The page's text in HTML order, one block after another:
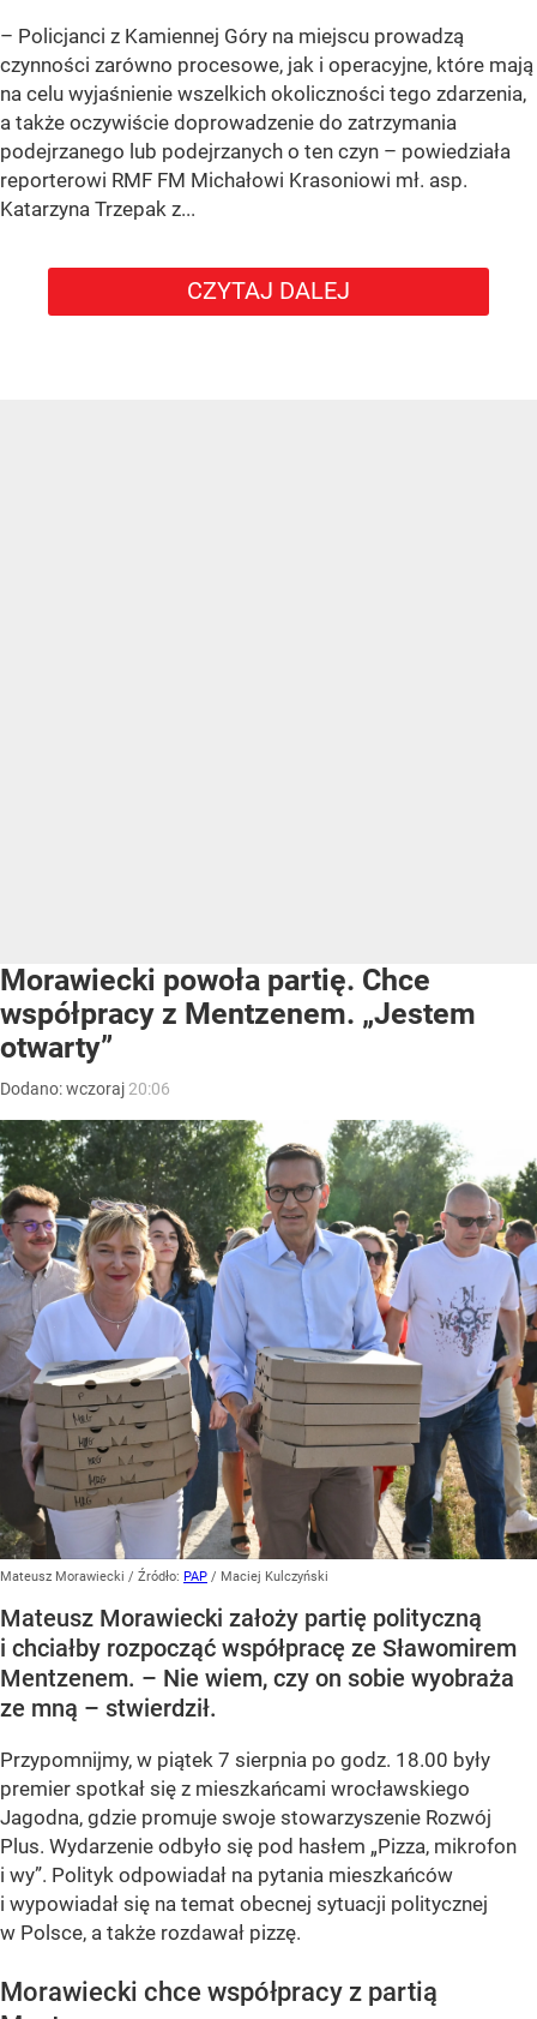
– Policjanci z Kamiennej Góry na miejscu prowadzą
czynności zarówno procesowe, jak i operacyjne, które mają
na celu wyjaśnienie wszelkich okoliczności tego zdarzenia,
a także oczywiście doprowadzenie do zatrzymania
podejrzanego lub podejrzanych o ten czyn – powiedziała
reporterowi RMF FM Michałowi Krasoniowi mł. asp.
Katarzyna Trzepak z...
CZYTAJ DALEJ
Morawiecki powoła partię. Chce
współpracy z Mentzenem. „Jestem
otwarty”
Dodano:wczoraj 20:06
Mateusz Morawiecki / Źródło: PAP / Maciej Kulczyński
Mateusz Morawiecki założy partię polityczną
i chciałby rozpocząć współpracę ze Sławomirem
Mentzenem. – Nie wiem, czy on sobie wyobraża
ze mną – stwierdził.
Przypomnijmy, w piątek 7 sierpnia po godz. 18.00 były
premier spotkał się z mieszkańcami wrocławskiego
Jagodna, gdzie promuje swoje stowarzyszenie Rozwój
Plus. Wydarzenie odbyło się pod hasłem „Pizza, mikrofon
i wy”. Polityk odpowiadał na pytania mieszkańców
i wypowiadał się na temat obecnej sytuacji politycznej
w Polsce, a także rozdawał pizzę.
Morawiecki chce współpracy z partią